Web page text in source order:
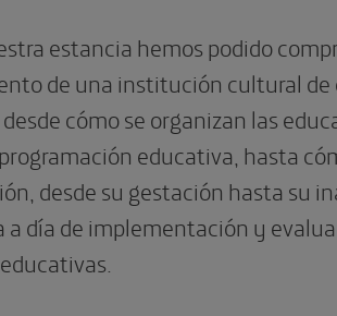
estancia hemos podido
de una institución cultural de
cómo se organizan las
educativa, hasta
desde su gestación hasta su
a día de implementación y